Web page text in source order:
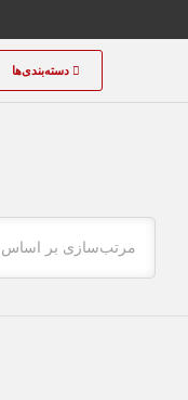
دسته‌بندی‌ها
مرتب‌سازی بر اساس